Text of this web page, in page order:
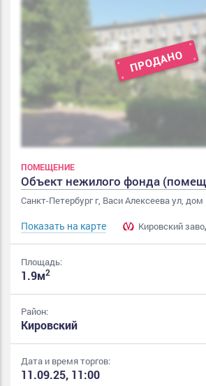
ПОМЕЩЕНИЕ
Объект нежилого фонда
Санкт-Петербург г, Васи Алексеева ул, дом
Показать на карте Кировский
Площадь:
1.9м2
Район:
Кировский
Дата и время торгов:
11.09.25, 11:00